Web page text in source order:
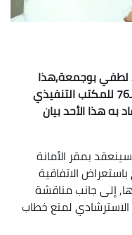
لطفي بوجمعة,هذا
الإثنين بالقاهرة, في أشغال الاجتماع الـ76 للمكتب التنفيذي
هذا الأحد بيان
بمقر الأمانة
الاتفاقية
إلى جانب مناقشة
لمنع خطاب